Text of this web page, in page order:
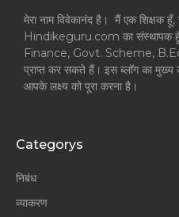
मेरा नाम विवेकानंद है। मैं एक शिक्षक
Hindikeguru.com का संस्थापक
Finance, Govt. Scheme, B.Ed.
प्राप्त कर सकते हैं। इस ब्लॉग का मुख्य
आपके लक्ष्य को पूरा करना है।
Categorys
निबंध
व्याकरण